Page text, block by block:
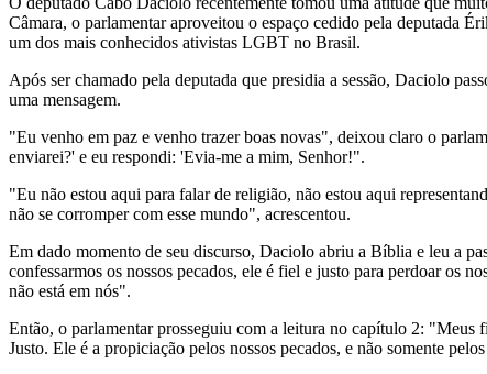
Câmara, o parlamentar aproveitou o espaço cedido pela deputada
um dos mais conhecidos ativistas LGBT no Brasil.
Após ser chamado pela deputada que presidia a sessão, Daciolo
uma mensagem.
"Eu venho em paz e venho trazer boas novas", deixou claro o
enviarei?' e eu respondi: 'Evia-me a mim, Senhor!".
"Eu não estou aqui para falar de religião, não estou aqui
não se corromper com esse mundo", acrescentou.
Em dado momento de seu discurso, Daciolo abriu a Bíblia e leu a
confessarmos os nossos pecados, ele é fiel e justo para perdoar os
não está em nós".
Então, o parlamentar prosseguiu com a leitura no capítulo 2: "Meus
Justo. Ele é a propiciação pelos nossos pecados, e não somente